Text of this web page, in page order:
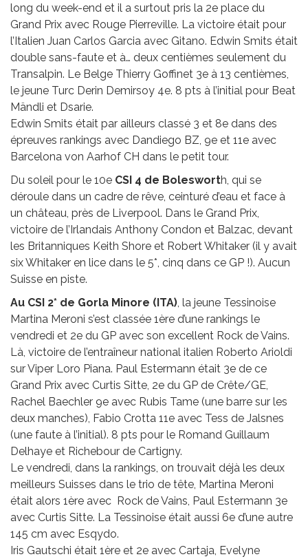
long du week-end et il a surtout pris la 2e place du
Grand Prix avec Rouge Pierreville. La victoire était pour
l’Italien Juan Carlos Garcia avec Gitano. Edwin Smits était
double sans-faute et à… deux centièmes seulement du
Transalpin. Le Belge Thierry Goffinet 3e à 13 centièmes,
le jeune Turc Derin Demirsoy 4e. 8 pts à l’initial pour Beat
Mändli et Dsarie.
Edwin Smits était par ailleurs classé 3 et 8e dans des
épreuves rankings avec Dandiego BZ, 9e et 11e avec
Barcelona von Aarhof CH dans le petit tour.
Du soleil pour le 10e CSI 4 de Bolesworth, qui se
déroule dans un cadre de rêve, ceinturé d’eau et face à
un château, près de Liverpool. Dans le Grand Prix,
victoire de l’Irlandais Anthony Condon et Balzac, devant
les Britanniques Keith Shore et Robert Whitaker (il y avait
six Whitaker en lice dans le 5*, cinq dans ce GP !). Aucun
Suisse en piste.
Au CSI 2* de Gorla Minore (ITA), la jeune Tessinoise
Martina Meroni s’est classée 1ère d’une rankings le
vendredi et 2e du GP avec son excellent Rock de Vains.
Là, victoire de l’entraîneur national italien Roberto Arioldi
sur Viper Loro Piana. Paul Estermann était 3e de ce
Grand Prix avec Curtis Sitte, 2e du GP de Crête/GE,
Rachel Baechler 9e avec Rubis Tame (une barre sur les
deux manches), Fabio Crotta 11e avec Tess de Jalsnes
(une faute à l’initial). 8 pts pour le Romand Guillaum
Delhaye et Richebour de Cartigny.
Le vendredi, dans la rankings, on trouvait déjà les deux
meilleurs Suisses dans le trio de tête, Martina Meroni
était alors 1ère avec Rock de Vains, Paul Estermann 3e
avec Curtis Sitte. La Tessinoise était aussi 6e d’une autre
145 cm avec Esqydo.
Iris Gautschi était 1ère et 2e avec Cartaja, Evelyne